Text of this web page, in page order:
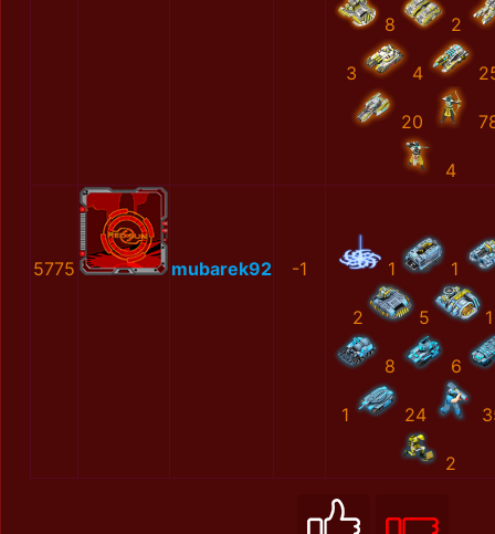
8 2
3 4
20
4
5775 mubarek92 -1 1 1
2 5 1
8 6
1 24
2